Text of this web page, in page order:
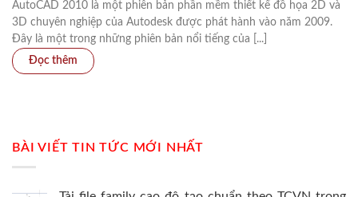
AutoCAD 2010 là một phiên bản phần mềm thiết kế đồ họa 2D và
3D chuyên nghiệp của Autodesk được phát hành vào năm 2009.
Đây là một trong những phiên bản nổi tiếng của [...]
BÀI VIẾT TIN TỨC MỚI NHẤT